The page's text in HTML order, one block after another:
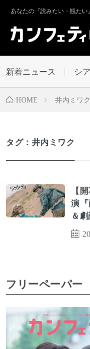
あなたの『読みたい・観たい
新着ニュース シ
HOME 井内ミワク
タグ：井内ミワク
【
演
＆
フリーペーパー